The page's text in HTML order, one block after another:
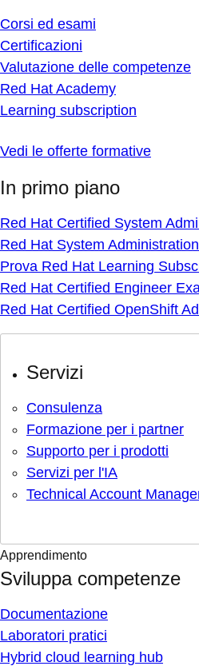
Corsi ed esami
Certificazioni
Valutazione delle competenze
Red Hat Academy
Learning subscription
Vedi le offerte formative
In primo piano
Red Hat Certified System
Red Hat System
Prova Red Hat Learning
Red Hat Certified Engineer
Red Hat Certified OpenShift
Servizi
Consulenza
Formazione per i partner
Supporto per i prodotti
Servizi per l'IA
Technical Account
Apprendimento
Sviluppa competenze
Documentazione
Laboratori pratici
Hybrid cloud learning hub